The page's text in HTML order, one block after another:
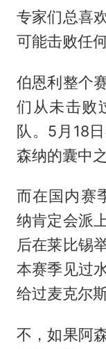
专家们总喜
可能击败任
伯恩利整个
们从未击败
队。5月18
森纳的囊中之
而在国内赛
纳肯定会派
后在莱比锡
本赛季见过
给过麦克尔
不，如果阿